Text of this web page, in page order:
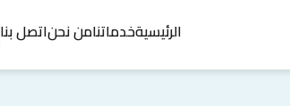
الرئيسيةخدماتنامن نحناتصل بنا